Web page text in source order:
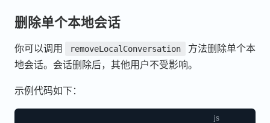
删除单个本地会话
你可以调用 removeLocalConversation
方法删除单个本
地会话。会话删除后，其他用户不受影响。
示例代码如下：